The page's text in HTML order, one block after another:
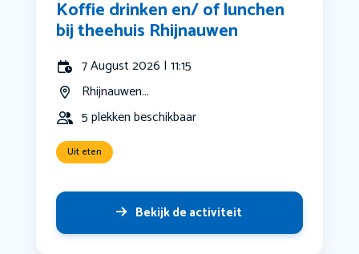
Koffie drinken en/ of lunchen
bij theehuis Rhijnauwen
7 August 2026 | 11:15
Rhijnauwen...
5 plekken beschikbaar
Uit eten
Bekijk de activiteit